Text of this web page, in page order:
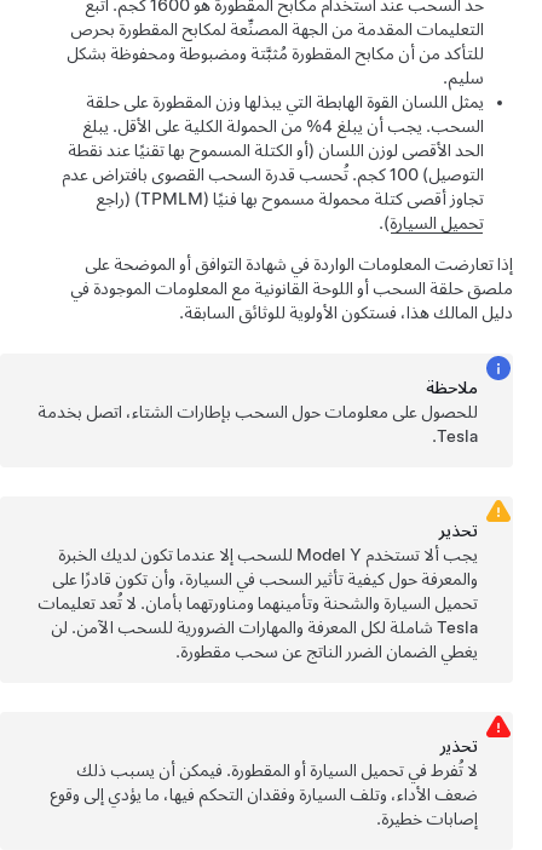
حد السحب عند استخدام مكابح المقطورة هو 1600 كجم. اتبع
التعليمات المقدمة من الجهة المصنِّعة لمكابح المقطورة بحرص
للتأكد من أن مكابح المقطورة مُثبَّتة ومضبوطة ومحفوظة بشكل
سليم.
يمثل اللسان القوة الهابطة التي يبذلها وزن المقطورة على حلقة
السحب. يجب أن يبلغ 4% من الحمولة الكلية على الأقل. يبلغ
الحد الأقصى لوزن اللسان (أو الكتلة المسموح بها تقنيًا عند نقطة
التوصيل) 100 كجم. تُحسب قدرة السحب القصوى بافتراض عدم
تجاوز أقصى كتلة محمولة مسموح بها فنيًا (TPMLM)
(راجع
تحميل السيارة).
إذا تعارضت المعلومات الواردة فيشهادة التوافقأو الموضحة على
ملصق حلقة السحب أو اللوحة القانونية مع المعلومات الموجودة في
دليل المالك هذا، فستكون الأولوية للوثائق السابقة.
ملاحظة
للحصول على معلومات حول السحب بإطارات الشتاء، اتصل بخدمة
Tesla.
تحذير
يجب ألا تستخدمModel Yللسحب إلا عندما تكون لديك الخبرة
والمعرفة حول كيفية تأثير السحب في السيارة، وأن تكون قادرًا على
تحميل السيارة والشحنة وتأمينهما ومناورتهما بأمان. لا تُعد تعليمات
Tesla شاملة لكل المعرفة والمهارات الضرورية للسحب الآمن. لن
يغطي الضمان الضرر الناتج عن سحب مقطورة.
تحذﻳر
لا تُفرط في تحميل السيارة أو المقطورة. فيمكن أن يسبب ذلك
ضعف الأداء، وتلف السيارة وفقدان التحكم فيها، ما يؤدي إلى وقوع
إصابات خطيرة.